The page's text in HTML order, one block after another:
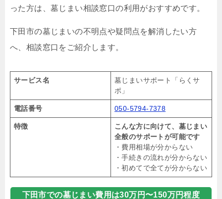
った方は、墓じまい相談窓口の利用がおすすめです。
下田市の墓じまいの不明点や疑問点を解消したい方
へ、相談窓口をご紹介します。
サービス名
墓じまいサポート「らくサ
ポ」
電話番号 050-5794-7378
特徴
こんな方に向けて、墓じまい
全般のサポートが可能です
・費用相場が分からない
・手続きの流れが分からない
・初めてで全てが分からない
下田市での墓じまい費用は30万円〜150万円程度